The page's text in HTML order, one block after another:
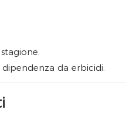
da erbicidi.